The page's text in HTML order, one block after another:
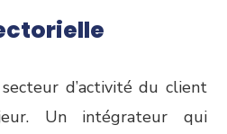
secteur d’activité du client
Un intégrateur qui